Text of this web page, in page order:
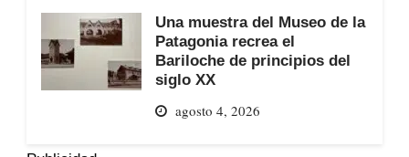
Una muestra del Museo de la
Patagonia recrea el
Bariloche de principios del
siglo XX
agosto 4, 2026